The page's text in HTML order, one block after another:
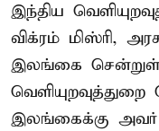
இந்திய
விக்ரம் மிஸ்ரி,
இலங்கை
இலங்கைக்கு